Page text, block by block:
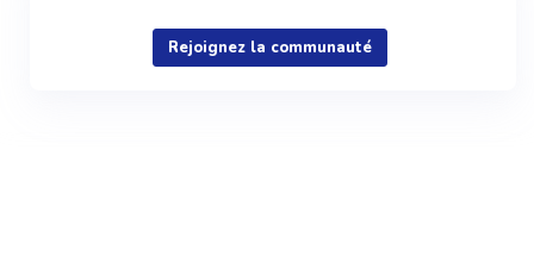
Rejoignez la communauté